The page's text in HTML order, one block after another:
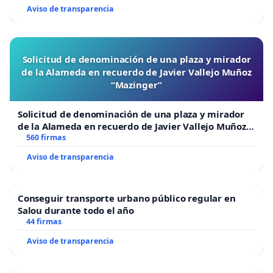
NO a la leyenda negra anti-española.
exacerbados de los países actuales independientes,
al interior de estas naciones.
NO a las actividades de difusión de religiones
antagónicas y credos diferentes al cristianismo.
NO a la xenofobia, al racismo, incluyendo el
indigenismo, y actitudes de desprecio hacia el
mestizaje.
NO al sionismo, el nacionalsocialismo, el
masonería.
NO a los separatismos, rivalidades y reclamaciones
entre países hispanos hermanos.
Aviso de transparencia
Solicitud de denominación de una plaza y mirador
de la Alameda en recuerdo de Javier Vallejo Muñoz
“Mazinger”
Solicitud de denominación de una plaza y mirador
de la Alameda en recuerdo de Javier Vallejo Muñoz
“Mazinger”
560 firmas
Aviso de transparencia
Conseguir transporte urbano público regular en
Salou durante todo el año
44 firmas
Aviso de transparencia